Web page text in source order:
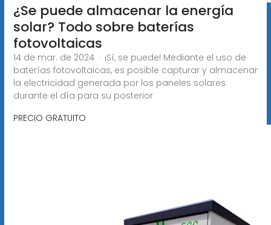
¿Se puede almacenar la energía
solar? Todo sobre baterías
fotovoltaicas
14 de mar. de 2024 · ¡Sí, se puede! Mediante el uso de
baterías fotovoltaicas, es posible capturar y almacenar
la electricidad generada por los paneles solares
durante el día para su posterior
PRECIO GRATUITO